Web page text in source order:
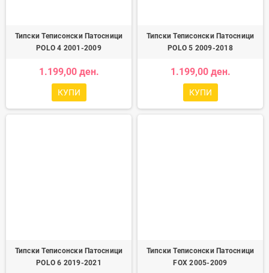
Типски Теписонски Патосници
POLO 4 2001-2009
1.199,00 ден.
КУПИ
Типски Теписонски Патосници
POLO 5 2009-2018
1.199,00 ден.
КУПИ
Типски Теписонски Патосници
POLO 6 2019-2021
Типски Теписонски Патосници
FOX 2005-2009